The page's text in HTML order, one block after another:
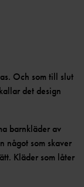
Och som till slut
det design
barnkläder av
något som skaver
Kläder som låter